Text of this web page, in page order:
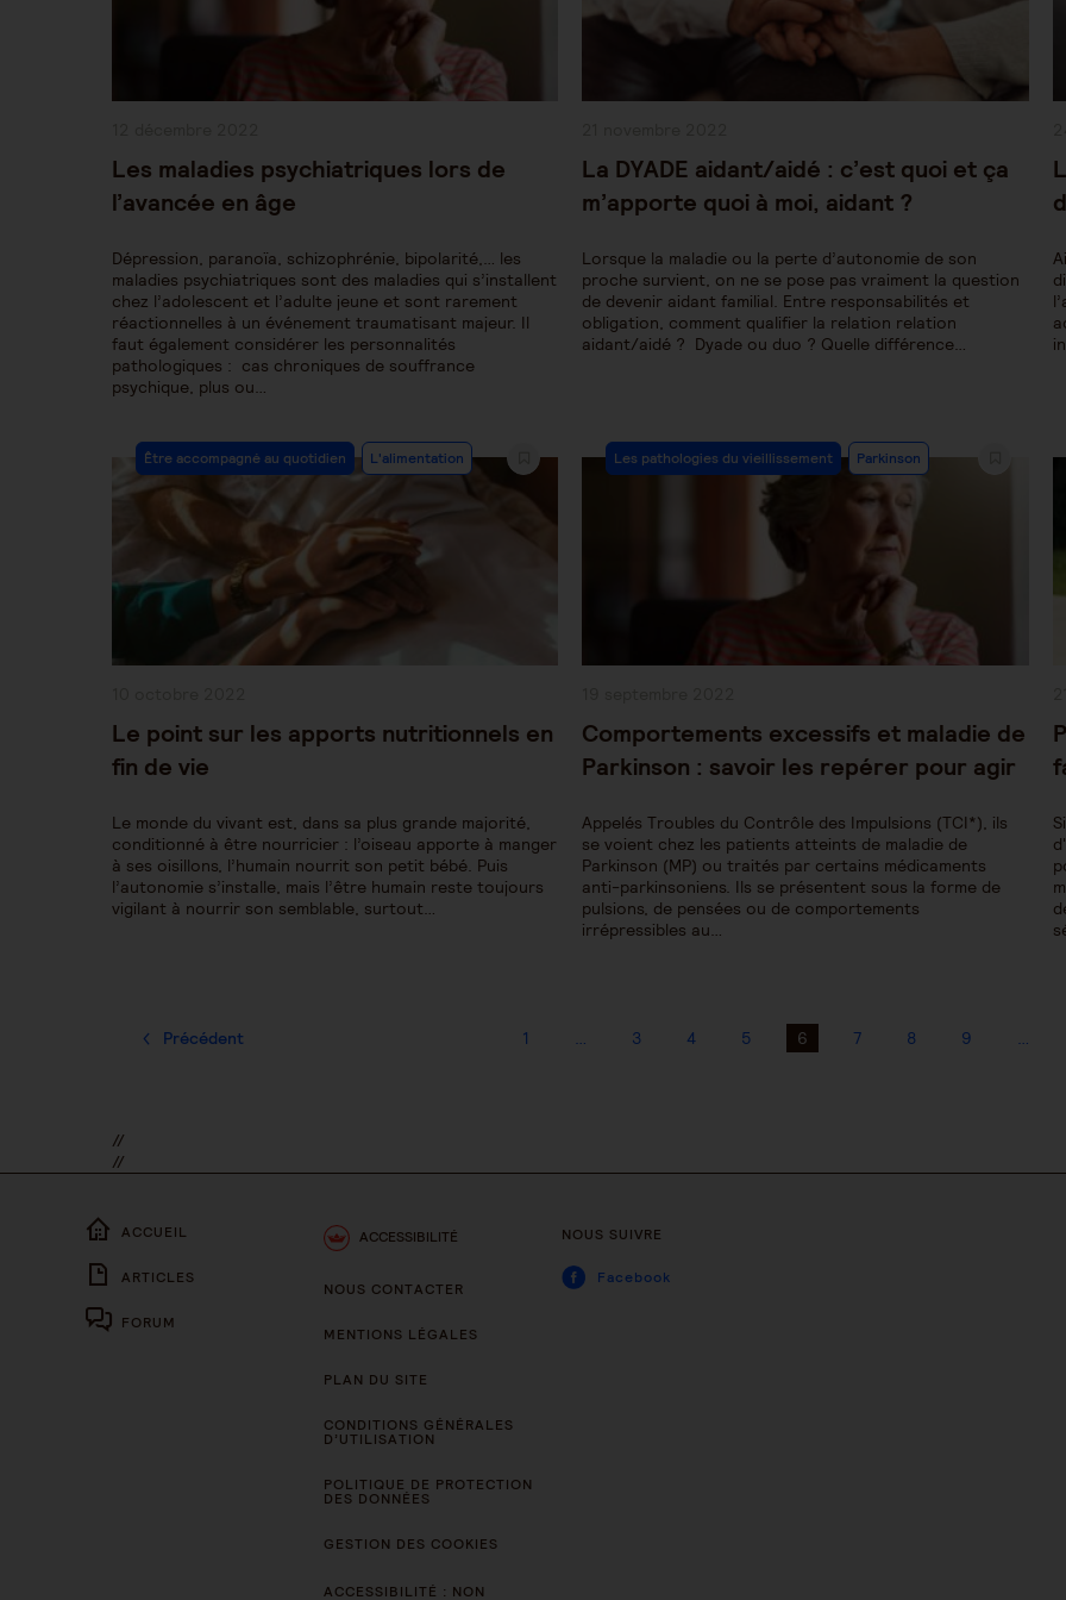
Les maladies psychiatriques lors de
l’avancée en âge
Dépression, paranoïa, schizophrénie, bipolarité,… les
maladies psychiatriques sont des maladies qui s’installent
chez l’adolescent et l’adulte jeune et sont rarement
réactionnelles à un événement traumatisant majeur. Il
faut également considérer les personnalités
pathologiques : cas chroniques de souffrance
psychique, plus ou…
La DYADE aidant/aidé : c’est quoi et ça
m’apporte quoi à moi, aidant ?
Lorsque la maladie ou la perte d’autonomie de son
proche survient, on ne se pose pas vraiment la question
de devenir aidant familial. Entre responsabilités et
obligation, comment qualifier la relation relation
aidant/aidé ? Dyade ou duo ? Quelle différence…
Post
Category:
Être accompagné au quotidien L'alimentation
Le point sur les apports nutritionnels en
fin de vie
Le monde du vivant est, dans sa plus grande majorité,
conditionné à être nourricier : l’oiseau apporte à manger
à ses oisillons, l’humain nourrit son petit bébé. Puis
l’autonomie s’installe, mais l’être humain reste toujours
vigilant à nourrir son semblable, surtout…
Post
Category:
Les pathologies du vieillissement Parkinson
Comportements excessifs et maladie de
Parkinson : savoir les repérer pour agir
Appelés Troubles du Contrôle des Impulsions (TCI*), ils
se voient chez les patients atteints de maladie de
Parkinson (MP) ou traités par certains médicaments
anti-parkinsoniens. Ils se présentent sous la forme de
pulsions, de pensées ou de comportements
irrépressibles au…
Précédent 1 … 3 4 5 6 7 8 9 …
//
//
ACCUEIL
ARTICLES
FORUM
ACCESSIBILITÉ
NOUS CONTACTER
MENTIONS LÉGALES
PLAN DU SITE
CONDITIONS GÉNÉRALES
D’UTILISATION
POLITIQUE DE PROTECTION
DES DONNÉES
GESTION DES COOKIES
ACCESSIBILITÉ : NON
NOUS SUIVRE
Facebook